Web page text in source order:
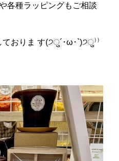
各種ラッピングもご相談
ておりま す(੭ु´･ω･`)੭ु⁾⁾